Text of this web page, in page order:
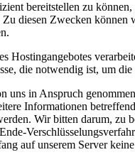
bereitstellen zu
diesen Zwecken
Hostingangebotes
die notwendig ist, um
uns in Anspruch
Informationen
Wir bitten darum, zu
auf unserem Server